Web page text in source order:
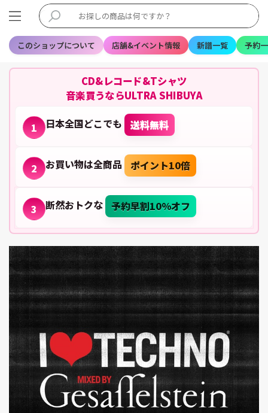
このショップについて 店舗&イベント情報 新譜一覧 予約
CD&レコード&Tシャツ
音楽買うならULTRA SHIBUYA
1 日本全国どこでも 送料無料
2 お買い物は全商品 ポイント10倍
3 断然おトクな 予約早割10%オフ